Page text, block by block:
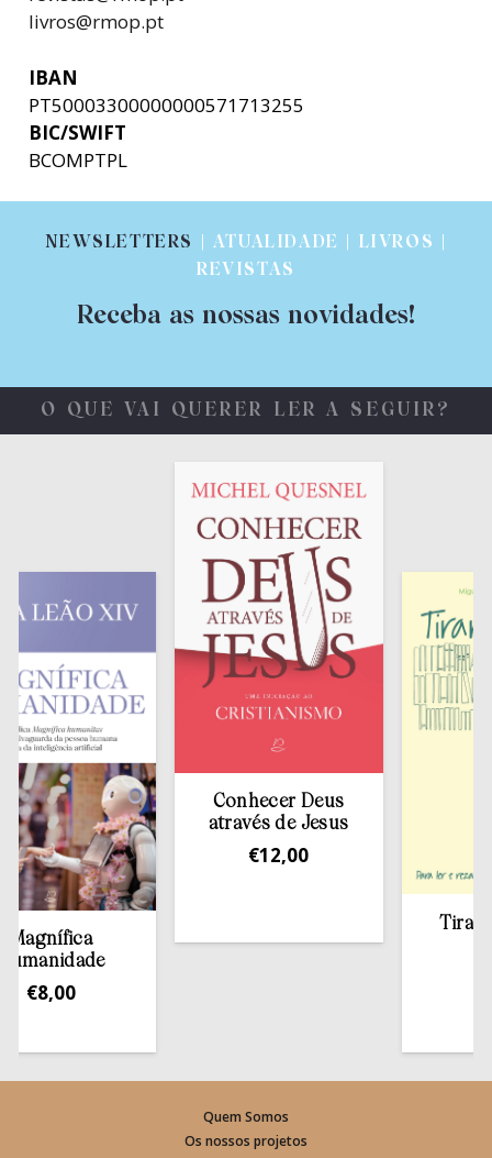
livros@rmop.pt
IBAN
PT50003300000000571713255
BIC/SWIFT
BCOMPTPL
NEWSLETTERS
| ATUALIDADE | LIVROS |
REVISTAS
Receba as nossas novidades!
O QUE VAI QUERER LER A SEGUIR?
8,00
Conhecer Deus
através de Jesus
12,00
Tirar a
Quem Somos
Os nossos projetos